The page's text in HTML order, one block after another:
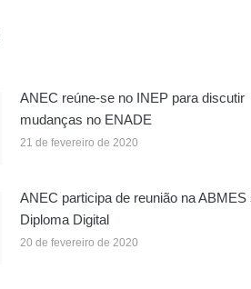
ANEC reúne-se no INEP para discutir
mudanças no ENADE
21 de fevereiro de 2020
ANEC participa de reunião na ABMES
Diploma Digital
20 de fevereiro de 2020